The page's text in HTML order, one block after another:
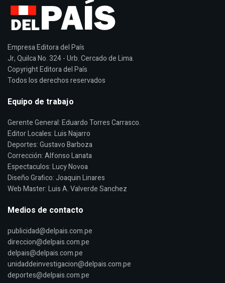
Empresa Editora del País
Jr, Quilca No. 324 - Urb. Cercado de Lima.
Copyright Editora del País
Todos los derechos reservados
Equipo de trabajo
Gerente General: Eduardo Torres Carrasco.
Editor Locales: Luis Najarro
Deportes: Gustavo Barboza
Corrección: Alfonso Lanata
Espectaculos: Lucy Novoa
Diseño Grafico: Joaquin Linares
Web Master: Luis A. Valverde Sanchez
Medios de contacto
publicidad@delpais.com.pe
direccion@delpais.com.pe
delpais@delpais.com.pe
unidaddeinvestigacion@delpais.com.pe
deportes@delpais.com.pe